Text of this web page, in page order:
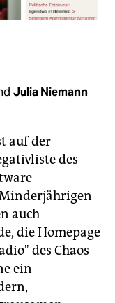
Julia Niemann
auf der
des
auch
die Homepage
des Chaos
ein